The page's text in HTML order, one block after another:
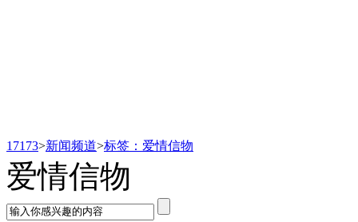
17173>新闻频道>标签：爱情信物
爱情信物